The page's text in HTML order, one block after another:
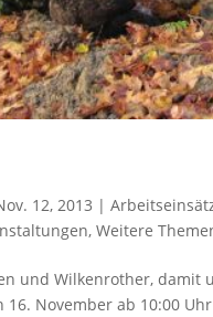
12, 2013 |
,Weitere
und Wilkenrother, damit
16. November ab 10:00